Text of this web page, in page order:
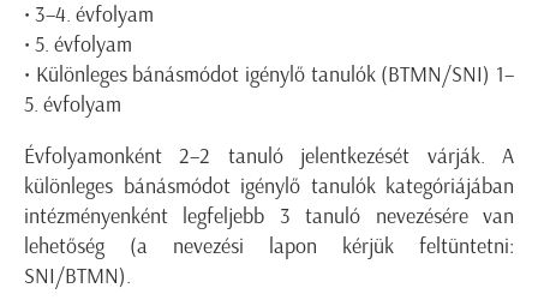
• 3–4. évfolyam
• 5. évfolyam
• Különleges bánásmódot igénylő tanulók (BTMN/SNI) 1–
5. évfolyam
Évfolyamonként 2–2 tanuló jelentkezését várják. A
különleges bánásmódot igénylő tanulók kategóriájában
intézményenként legfeljebb 3 tanuló nevezésére van
lehetőség (a nevezési lapon kérjük feltüntetni:
SNI/BTMN).